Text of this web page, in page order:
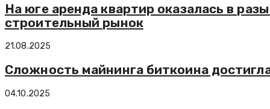
На юге аренда квартир оказалась в
строительный рынок
21.08.2025
Сложность майнинга биткоина
04.10.2025